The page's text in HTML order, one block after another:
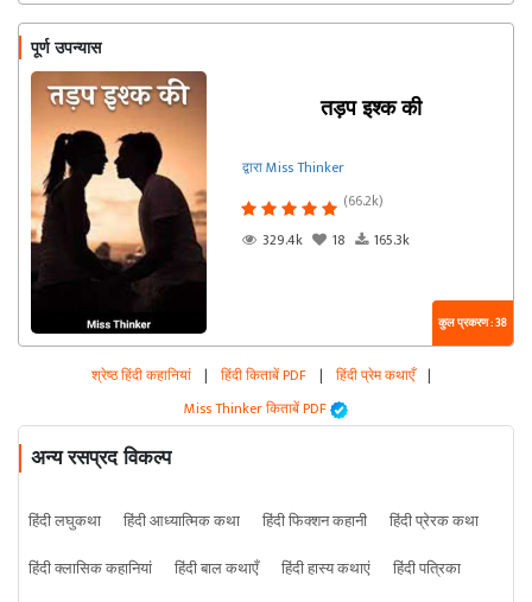
पूर्ण उपन्यास
तड़प इश्क की
द्वारा Miss Thinker
(66.2k)
329.4k
18 165.3k
कुल प्रकरण : 38
श्रेष्ठ हिंदी कहानियां | हिंदी किताबें PDF | हिंदी प्रेम कथाएँ |
Miss Thinker किताबें PDF
अन्य रसप्रद विकल्प
हिंदी लघुकथा हिंदी आध्यात्मिक कथा हिंदी फिक्शन कहानी
हिंदी प्रेरक कथा
हिंदी क्लासिक कहानियां
हिंदी बाल कथाएँ हिंदी हास्य कथाएं
हिंदी पत्रिका